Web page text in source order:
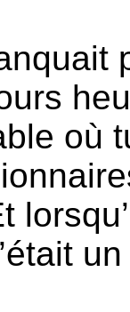
où